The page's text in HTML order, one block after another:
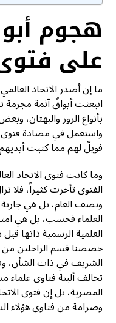
هجوم
على
ما إن أصدر الاتحاد
انبعثت أبواقٌ آثمة
بأنواع الزور والبهتان،
واستعمل في مضادة فتوى
فويلٌ لهم مما كتبت
وما كانت فتوى الاتحاد
الفتوى تأخرت كثيراً،
ونصف العام، بل هي
العلماء فحسب، بل هي
العلمية الرسمية ذاتها
خصصنا قسم الراحلين من
الشريف في ذات الشأن،
تخالف ألبتة فتاوى علماء
المصرية، بل إن فتوى
وصرامة من فتاوى هؤلاء